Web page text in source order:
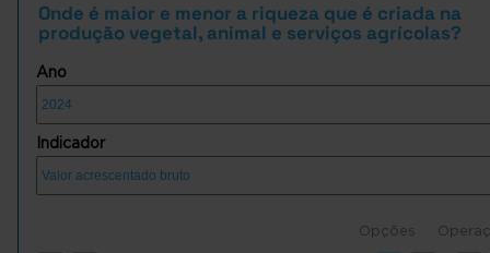
Onde é maior e menor a riqueza que é criada na
produção vegetal, animal e serviços agrícolas?
Ano
Indicador
Opções